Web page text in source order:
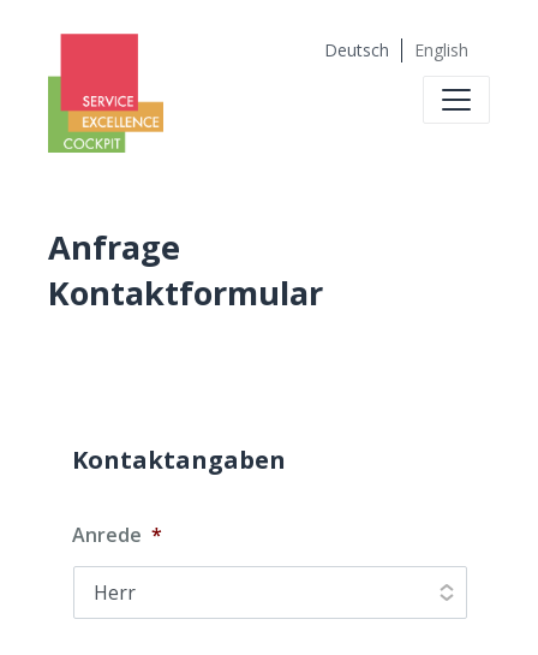
Deutsch English
Anfrage
Kontaktformular
Kontaktangaben
Anrede *